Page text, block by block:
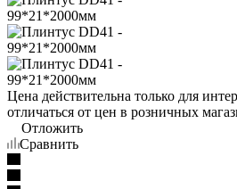
Цена действительна только для
отличаться от цен в розничных
Отложить
Сравнить